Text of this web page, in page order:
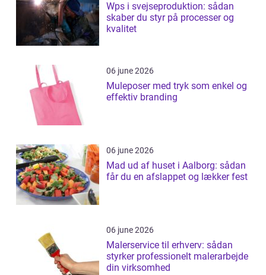
Wps i svejseproduktion: sådan
skaber du styr på processer og
kvalitet
06 june 2026
Muleposer med tryk som enkel og
effektiv branding
06 june 2026
Mad ud af huset i Aalborg: sådan
får du en afslappet og lækker fest
06 june 2026
Malerservice til erhverv: sådan
styrker professionelt malerarbejde
din virksomhed